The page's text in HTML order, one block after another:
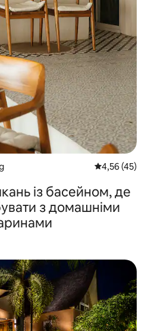
Середня
4,56 (45)
із басейном, де
з домашніми